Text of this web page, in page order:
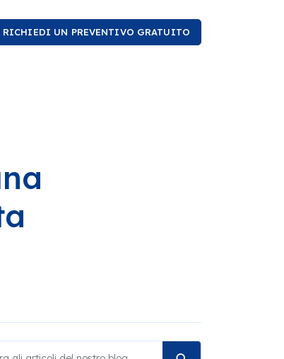
RICHIEDI UN PREVENTIVO GRATUITO